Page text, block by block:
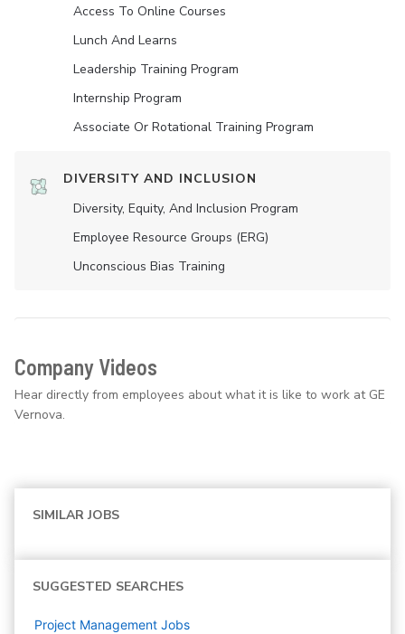
Access To Online Courses
Lunch And Learns
Leadership Training Program
Internship Program
Associate Or Rotational Training Program
DIVERSITY AND INCLUSION
Diversity, Equity, And Inclusion Program
Employee Resource Groups (ERG)
Unconscious Bias Training
Company Videos
Hear directly from employees about what it is like to work at GE
Vernova.
SIMILAR JOBS
SUGGESTED SEARCHES
Project Management Jobs